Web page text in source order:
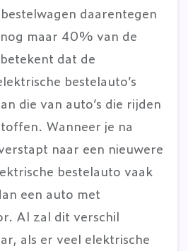
daarentegen
maar 40% van de
dat de
bestelauto’s
die van auto’s die rijden
Wanneer je na
naar een nieuwere
bestelauto vaak
een auto met
Al zal dit verschil
als er veel elektrische